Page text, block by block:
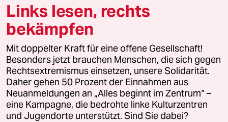
19.12.2018, 12:12 Uhr
@Januß:
dort war es unterlassene
hilfeleistung. das ist hier überhaupt
nicht anwendbar, weil ja gar kein
mensch zu schaden kam.
pitpit pat
Links lesen, rechts
bekämpfen
Mit doppelter Kraft für eine offene Gesellschaft!
Besonders jetzt brauchen Menschen, die sich gegen
Rechtsextremismus einsetzen, unsere Solidarität.
Daher gehen 50 Prozent der Einnahmen aus
Neuanmeldungen an „Alles beginnt im Zentrum“ –
eine Kampagne, die bedrohte linke Kulturzentren
und Jugendorte unterstützt. Sind Sie dabei?